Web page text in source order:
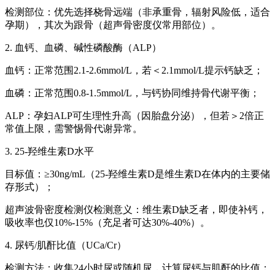
检测部位：优先选择桡骨远端（非承重骨，辐射风险低，适合
孕期），其次为跟骨（超声骨密度仪常用部位）。
2. 血钙、血磷、碱性磷酸酶（ALP）
血钙：正常范围2.1-2.6mmol/L，若＜2.1mmol/L提示钙缺乏；
血磷：正常范围0.8-1.5mmol/L，与钙协同维持骨代谢平衡；
ALP：孕妇ALP可生理性升高（因胎盘分泌），但若＞2倍正
常值上限，需警惕骨代谢异常。
3. 25-羟维生素D水平
目标值：≥30ng/mL（25-羟维生素D是维生素D在体内的主要储
存形式）；
超声波骨密度检测仪检测意义：维生素D缺乏者，即使补钙，
吸收率也仅10%-15%（充足者可达30%-40%）。
4. 尿钙/肌酐比值（UCa/Cr）
检测方法：收集24小时尿或随机尿，计算尿钙与肌酐的比值；